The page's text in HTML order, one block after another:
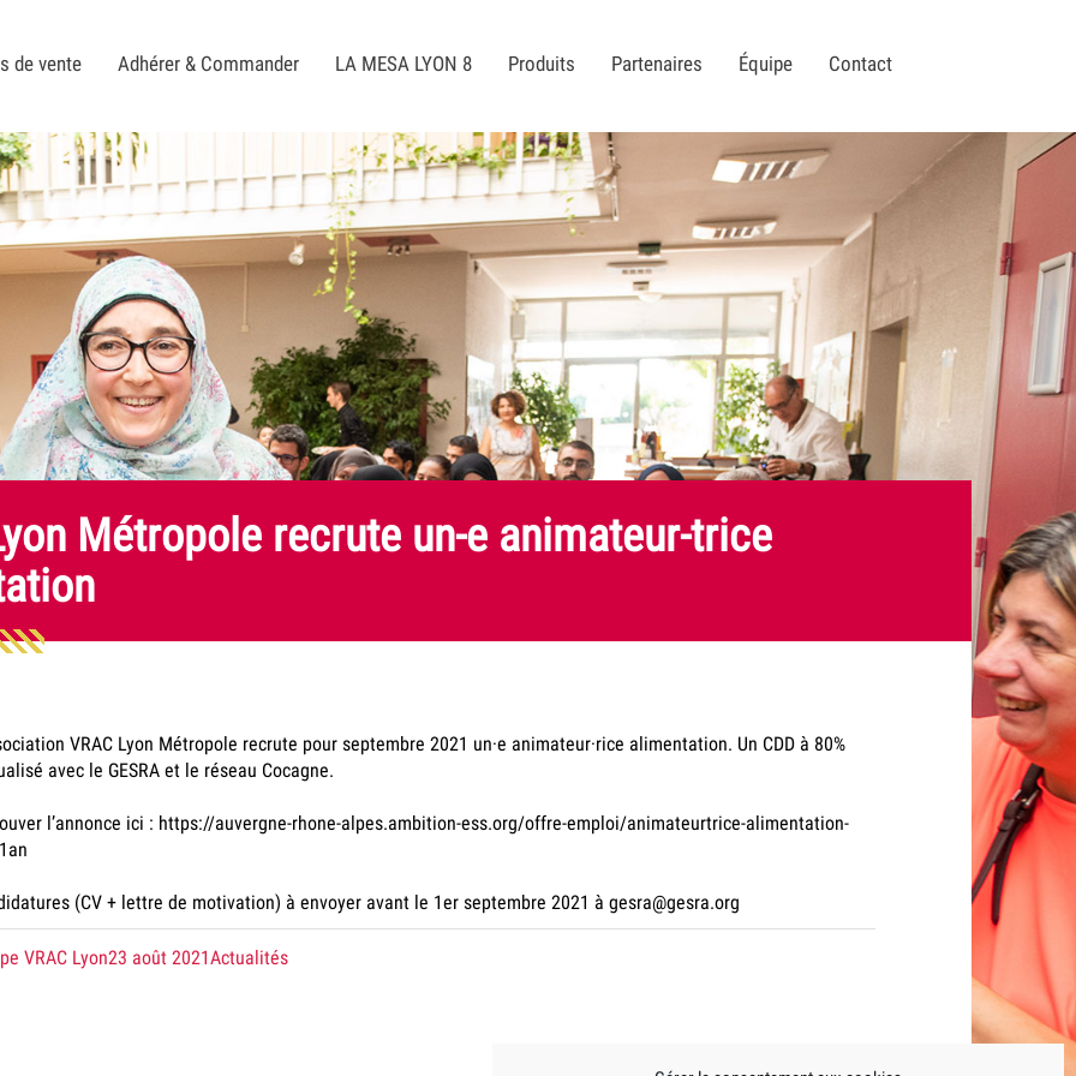
de vente Adhérer & Commander LA MESA LYON 8 Produits Partenaires Équipe Contact
Métropole recrute un-e animateur-trice
VRAC Lyon Métropole recrute pour septembre 2021 un·e animateur·rice alimentation. Un CDD à 80%
avec le GESRA et le réseau Cocagne.
l’annonce ici : https://auvergne-rhone-alpes.ambition-ess.org/offre-emploi/animateurtrice-alimentation-
(CV + lettre de motivation) à envoyer avant le 1er septembre 2021 à gesra@gesra.org
VRAC Lyonle
23 août 2021dans
Actualités